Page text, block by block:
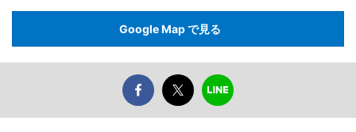
Google Map で見る